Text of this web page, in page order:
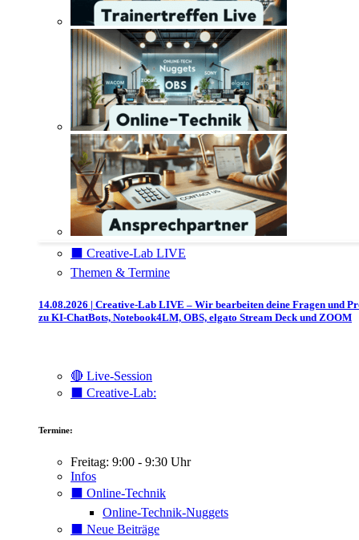
⬛️ Creative-Lab LIVE
Themen & Termine
14.08.2026 | Creative-Lab LIVE – Wir bearbeiten deine Fragen und
zu KI-ChatBots, Notebook4LM, OBS, elgato Stream Deck und ZOOM
🔴 Live-Session
⬛️ Creative-Lab:
Termine:
Freitag: 9:00 - 9:30 Uhr
Infos
⬛️ Online-Technik
Online-Technik-Nuggets
⬛️ Neue Beiträge